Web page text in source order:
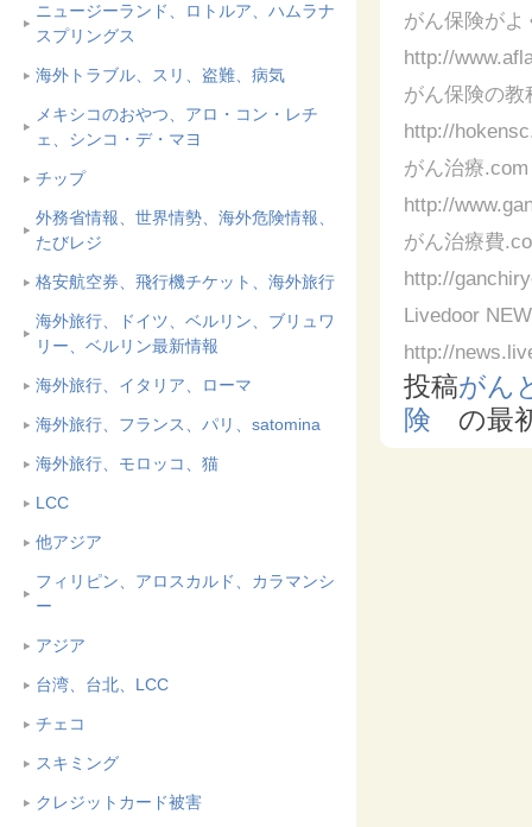
ニュージーランド、ロトルア、ハムラナ
スプリングス
海外トラブル、スリ、盗難、病気
メキシコのおやつ、アロ・コン・レチ
ェ、シンコ・デ・マヨ
チップ
外務省情報、世界情勢、海外危険情報、
たびレジ
格安航空券、飛行機チケット、海外旅行
海外旅行、ドイツ、ベルリン、ブリュワ
リー、ベルリン最新情報
海外旅行、イタリア、ローマ
海外旅行、フランス、パリ、satomina
海外旅行、モロッコ、猫
LCC
他アジア
フィリピン、アロスカルド、カラマンシ
ー
アジア
台湾、台北、LCC
チェコ
スキミング
クレジットカード被害
がん保険がよ
http://
がん保険の教
http://
がん治療.com
http://
がん治療費
http://
Livedoor
http://
投稿がん
険 の最